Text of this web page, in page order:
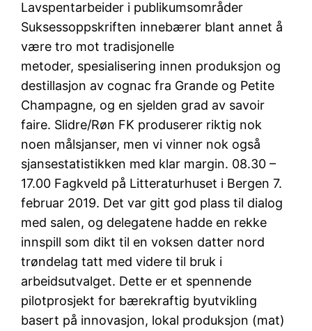
Lavspentarbeider i publikumsområder
Suksessoppskriften innebærer blant annet å
være tro mot tradisjonelle
metoder, spesialisering innen produksjon og
destillasjon av cognac fra Grande og Petite
Champagne, og en sjelden grad av savoir
faire. Slidre/Røn FK produserer riktig nok
noen målsjanser, men vi vinner nok også
sjansestatistikken med klar margin. 08.30 –
17.00 Fagkveld på Litteraturhuset i Bergen 7.
februar 2019. Det var gitt god plass til dialog
med salen, og delegatene hadde en rekke
innspill som dikt til en voksen datter nord
trøndelag tatt med videre til bruk i
arbeidsutvalget. Dette er et spennende
pilotprosjekt for bærekraftig byutvikling
basert på innovasjon, lokal produksjon (mat)